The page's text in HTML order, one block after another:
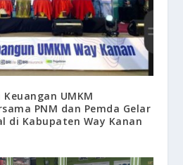
UMKM
PNM dan Pemda Gelar
di Kabupaten Way Kanan